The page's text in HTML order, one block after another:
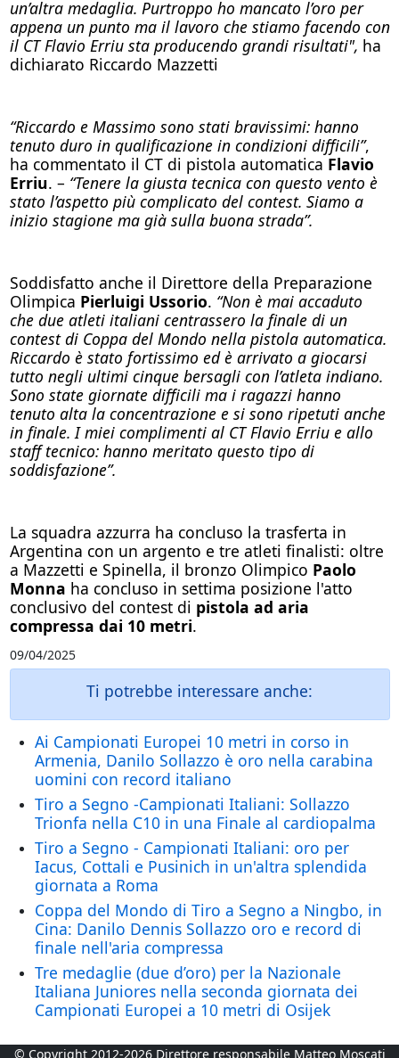
un’altra medaglia. Purtroppo ho mancato l’oro per
appena un punto ma il lavoro che stiamo facendo con
il CT Flavio Erriu sta producendo grandi risultati", ha
dichiarato Riccardo Mazzetti
“Riccardo e Massimo sono stati bravissimi: hanno
tenuto duro in qualificazione in condizioni difficili”,
ha commentato il CT di pistola automatica Flavio
Erriu. – “Tenere la giusta tecnica con questo vento è
stato l’aspetto più complicato del contest. Siamo a
inizio stagione ma già sulla buona strada”.
Soddisfatto anche il Direttore della Preparazione
Olimpica Pierluigi Ussorio. “Non è mai accaduto
che due atleti italiani centrassero la finale di un
contest di Coppa del Mondo nella pistola automatica.
Riccardo è stato fortissimo ed è arrivato a giocarsi
tutto negli ultimi cinque bersagli con l’atleta indiano.
Sono state giornate difficili ma i ragazzi hanno
tenuto alta la concentrazione e si sono ripetuti anche
in finale. I miei complimenti al CT Flavio Erriu e allo
staff tecnico: hanno meritato questo tipo di
soddisfazione”.
La squadra azzurra ha concluso la trasferta in
Argentina con un argento e tre atleti finalisti: oltre
a Mazzetti e Spinella, il bronzo Olimpico Paolo
Monna ha concluso in settima posizione l'atto
conclusivo del contest di pistola ad aria
compressa dai 10 metri.
09/04/2025
Ti potrebbe interessare anche:
Ai Campionati Europei 10 metri in corso in
Armenia, Danilo Sollazzo è oro nella carabina
uomini con record italiano
Tiro a Segno -Campionati Italiani: Sollazzo
Trionfa nella C10 in una Finale al cardiopalma
Tiro a Segno - Campionati Italiani: oro per
Iacus, Cottali e Pusinich in un'altra splendida
giornata a Roma
Coppa del Mondo di Tiro a Segno a Ningbo, in
Cina: Danilo Dennis Sollazzo oro e record di
finale nell'aria compressa
Tre medaglie (due d’oro) per la Nazionale
Italiana Juniores nella seconda giornata dei
Campionati Europei a 10 metri di Osijek
© Copyright 2012-2026 Direttore responsabile Matteo Moscati